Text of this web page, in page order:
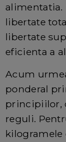
alimentatia.
libertate
libertate
eficienta a
Acum
ponderal
principiilor,
reguli.
kilogramele